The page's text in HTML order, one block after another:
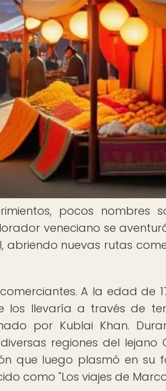
pocos nombres
veneciano se
abriendo nuevas rutas
A la edad de
llevaría a través de
por Kublai Khan.
regiones del lejano
que luego plasmó en su
como "Los viajes de